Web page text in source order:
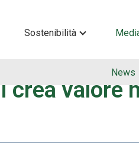
Sostenibilità
News
crea valore